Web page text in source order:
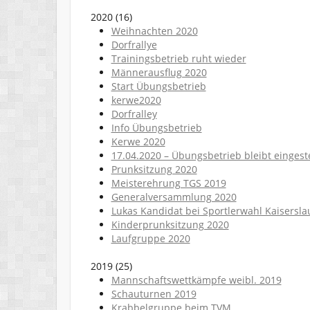
2020 (16)
Weihnachten 2020
Dorfrallye
Trainingsbetrieb ruht wieder
Männerausflug 2020
Start Übungsbetrieb
kerwe2020
Dorfralley
Info Übungsbetrieb
Kerwe 2020
17.04.2020 – Übungsbetrieb bleibt
Prunksitzung 2020
Meisterehrung TGS 2019
Generalversammlung 2020
Lukas Kandidat bei Sportlerwahl
Kinderprunksitzung 2020
Laufgruppe 2020
2019 (25)
Mannschaftswettkämpfe weibl. 2019
Schauturnen 2019